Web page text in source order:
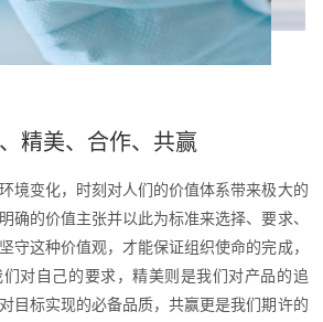
精美、合作、共赢
境变化，时刻对人们的价值体系带来极大的
确的价值主张并以此为标准来选择、要求、
守这种价值观，才能保证组织使命的完成，
对自己的要求，精美则是我们对产品的追
目标实现的必备品质，共赢更是我们期许的